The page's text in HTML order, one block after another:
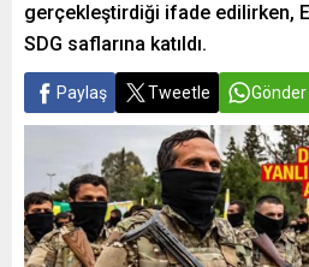
gerçekleştirdiği ifade edilirken,
SDG saflarına katıldı.
Paylaş Tweetle Gönder